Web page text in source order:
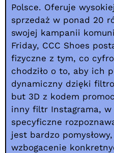
Polsce. Oferuje
sprzedaż w ponad 20
swojej kampanii
Friday, CCC Shoes
fizyczne z tym, co
chodziło o to, aby ich
dynamiczny dzięki
but 3D z kodem
inny filtr Instagrama,
specyficzne
jest bardzo
wzbogacenie